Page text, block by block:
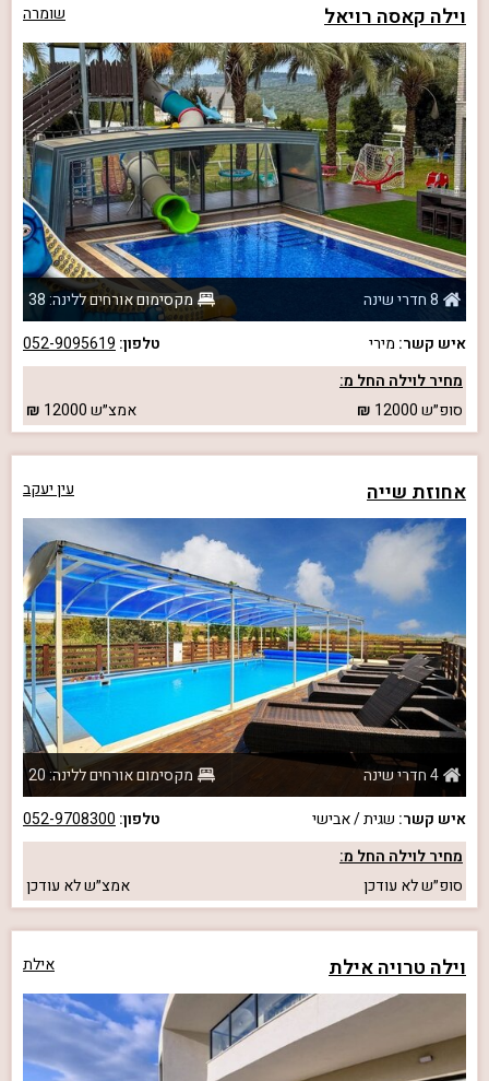
וילה קאסה רויאל שומרה
8 חדרי שינה
מקסימום אורחים ללינה: 38
איש קשר: מירי טלפון: 052-9095619
מחיר לוילה החל מ:
סופ״ש12000 אמצ״ש12000
אחוזת שייה עין יעקב
4 חדרי שינה
מקסימום אורחים ללינה: 20
איש קשר: שגית / אבישי טלפון: 052-9708300
מחיר לוילה החל מ:
סופ״שלא עודכן אמצ״שלא עודכן
וילה טרויה אילת אילת